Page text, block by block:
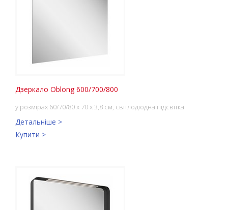
Дзеркало Oblong 600/700/800
у розмірах 60/70/80 x 70 x 3,8 см, світлодіодна підсвітка
Детальніше >
Купити >